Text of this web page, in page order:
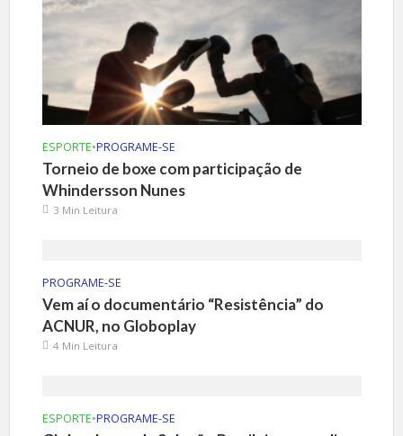
ESPORTE•PROGRAME-SE
Torneio de boxe com participação de
Whindersson Nunes
3 Min Leitura
PROGRAME-SE
Vem aí o documentário “Resistência” do
ACNUR, no Globoplay
4 Min Leitura
ESPORTE•PROGRAME-SE